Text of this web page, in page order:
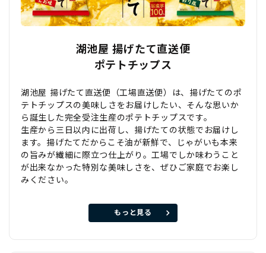
湖池屋 揚げたて直送便
ポテトチップス
湖池屋 揚げたて直送便（工場直送便）は、揚げたてのポ
テトチップスの美味しさをお届けしたい、そんな思いか
ら誕生した完全受注生産のポテトチップスです。
生産から三日以内に出荷し、揚げたての状態でお届けし
ます。揚げたてだからこそ油が新鮮で、じゃがいも本来
の旨みが繊細に際立つ仕上がり。工場でしか味わうこと
が出来なかった特別な美味しさを、ぜひご家庭でお楽し
みください。
もっと見る